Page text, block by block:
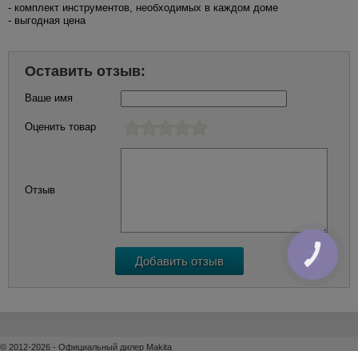
- комплект инструментов, необходимых в каждом доме
- выгодная цена
Оставить отзыв:
Ваше имя
Оценить товар
Отзыв
© 2012-2026 - Официальный дилер Makita
КНОПКА
ЗВ'ЯЗКУ